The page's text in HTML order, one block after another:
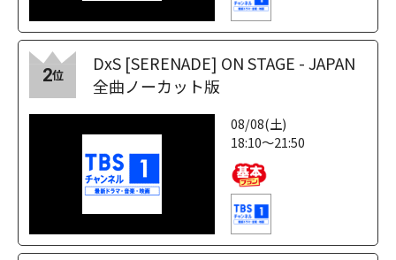
2位
DxS [SERENADE] ON STAGE - JAPAN
全曲ノーカット版
08/08(土)
18:10～21:50